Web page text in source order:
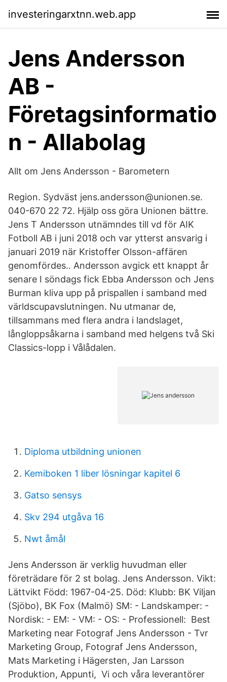
investeringarxtnn.web.app
Jens Andersson
AB -
Företagsinformatio
n - Allabolag
Allt om Jens Andersson - Barometern
Region. Sydväst jens.andersson@unionen.se.
040-670 22 72. Hjälp oss göra Unionen bättre.
Jens T Andersson utnämndes till vd för AIK
Fotboll AB i juni 2018 och var ytterst ansvarig i
januari 2019 när Kristoffer Olsson-affären
genomfördes.. Andersson avgick ett knappt år
senare I söndags fick Ebba Andersson och Jens
Burman kliva upp på prispallen i samband med
världscupavslutningen. Nu utmanar de,
tillsammans med flera andra i landslaget,
långloppsåkarna i samband med helgens två Ski
Classics-lopp i Vålådalen.
Diploma utbildning unionen
Kemiboken 1 liber lösningar kapitel 6
Gatso sensys
Skv 294 utgåva 16
Nwt åmål
Jens Andersson är verklig huvudman eller
företrädare för 2 st bolag. Jens Andersson. Vikt:
Lättvikt Född: 1967-04-25. Död: Klubb: BK Viljan
(Sjöbo), BK Fox (Malmö) SM: - Landskamper: -
Nordisk: - EM: - VM: - OS: - Professionell: Best
Marketing near Fotograf Jens Andersson - Tvr
Marketing Group, Fotograf Jens Andersson,
Mats Marketing i Hägersten, Jan Larsson
Produktion, Appunti, Vi och våra leverantörer